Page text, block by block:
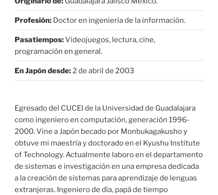
Profesión: Doctor en ingeniería de la información.
Pasatiempos:Videojuegos, lectura, cine,
programación en general.
En Japón desde:2 de abril de 2003
Egresado del CUCEI de la Universidad de Guadalajara
como ingeniero en computación, generación 1996-
2000. Vine a Japón becado por Monbukagakusho y
obtuve mi maestría y doctorado en el Kyushu Institute
of Technology. Actualmente laboro en el departamento
de sistemas e investigación en una empresa dedicada
a la creación de sistemas para aprendizaje de lenguas
extranjeras. Ingeniero de día, papá de tiempo